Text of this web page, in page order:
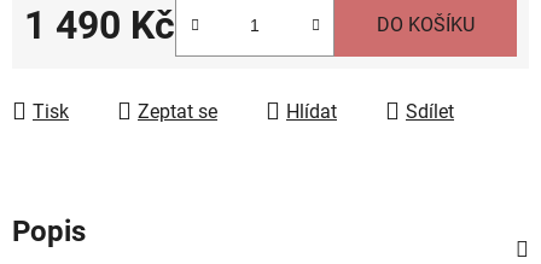
1 490 Kč DO KOŠÍKU
Tisk Zeptat se Hlídat Sdílet
Popis